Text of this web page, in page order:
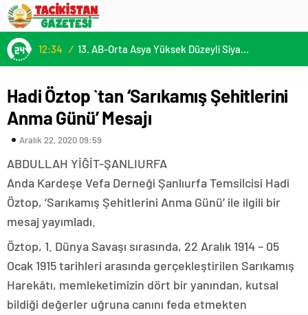
12:34 / 13. AB-Orta Asya Yüksek Düzeyli Siyasi ve Güvenlik Diyaloğuna Katılım
Hadi Öztop `tan ‘Sarıkamış Şehitlerini
Anma Günü’ Mesajı
Aralık 22, 2020 09:59
ABDULLAH YİĞİT-ŞANLIURFA
Anda Kardeşe Vefa Derneği Şanlıurfa Temsilcisi Hadi
Öztop, ‘Sarıkamış Şehitlerini Anma Günü’ ile ilgili bir
mesaj yayımladı.
Öztop, 1. Dünya Savaşı sırasında, 22 Aralık 1914 – 05
Ocak 1915 tarihleri arasında gerçekleştirilen Sarıkamış
Harekâtı, memleketimizin dört bir yanından, kutsal
bildiği değerler uğruna canını feda etmekten